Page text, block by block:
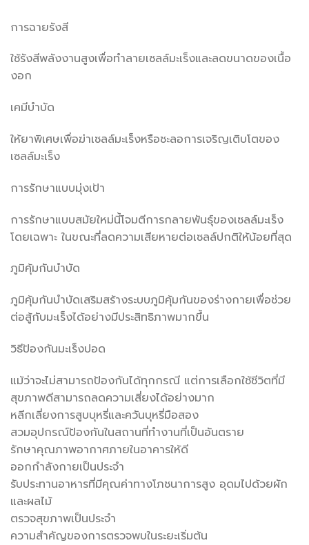
การฉายรังสี
ใช้รังสีพลังงานสูงเพื่อทำลายเซลล์มะเร็งและลดขนาดของเนื้อ
งอก
เคมีบำบัด
ให้ยาพิเศษเพื่อฆ่าเซลล์มะเร็งหรือชะลอการเจริญเติบโตของ
เซลล์มะเร็ง
การรักษาแบบมุ่งเป้า
การรักษาแบบสมัยใหม่นี้โจมตีการกลายพันธุ์ของเซลล์มะเร็ง
โดยเฉพาะ ในขณะที่ลดความเสียหายต่อเซลล์ปกติให้น้อยที่สุด
ภูมิคุ้มกันบำบัด
ภูมิคุ้มกันบำบัดเสริมสร้างระบบภูมิคุ้มกันของร่างกายเพื่อช่วย
ต่อสู้กับมะเร็งได้อย่างมีประสิทธิภาพมากขึ้น
วิธีป้องกันมะเร็งปอด
แม้ว่าจะไม่สามารถป้องกันได้ทุกกรณี แต่การเลือกใช้ชีวิตที่มี
สุขภาพดีสามารถลดความเสี่ยงได้อย่างมาก
หลีกเลี่ยงการสูบบุหรี่และควันบุหรี่มือสอง
สวมอุปกรณ์ป้องกันในสถานที่ทำงานที่เป็นอันตราย
รักษาคุณภาพอากาศภายในอาคารให้ดี
ออกกำลังกายเป็นประจำ
รับประทานอาหารที่มีคุณค่าทางโภชนาการสูง อุดมไปด้วยผัก
และผลไม้
ตรวจสุขภาพเป็นประจำ
ความสำคัญของการตรวจพบในระยะเริ่มต้น